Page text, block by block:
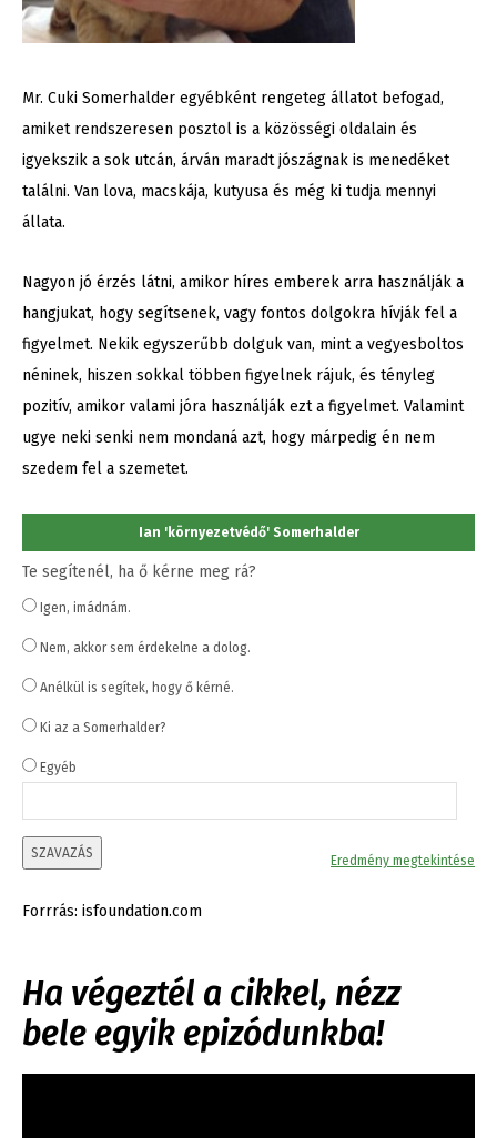
Mr. Cuki Somerhalder egyébként rengeteg állatot befogad,
amiket rendszeresen posztol is a közösségi oldalain és
igyekszik a sok utcán, árván maradt jószágnak is menedéket
találni. Van lova, macskája, kutyusa és még ki tudja mennyi
állata.
Nagyon jó érzés látni, amikor híres emberek arra használják a
hangjukat, hogy segítsenek, vagy fontos dolgokra hívják fel a
figyelmet. Nekik egyszerűbb dolguk van, mint a vegyesboltos
néninek, hiszen sokkal többen figyelnek rájuk, és tényleg
pozitív, amikor valami jóra használják ezt a figyelmet. Valamint
ugye neki senki nem mondaná azt, hogy márpedig én nem
szedem fel a szemetet.
Ian 'környezetvédő' Somerhalder
Te segítenél, ha ő kérne meg rá?
Igen, imádnám.
Nem, akkor sem érdekelne a dolog.
Anélkül is segítek, hogy ő kérné.
Ki az a Somerhalder?
Egyéb
SZAVAZÁS Eredmény megtekintése
Forrrás: isfoundation.com
Ha végeztél a cikkel, nézz
bele egyik epizódunkba!